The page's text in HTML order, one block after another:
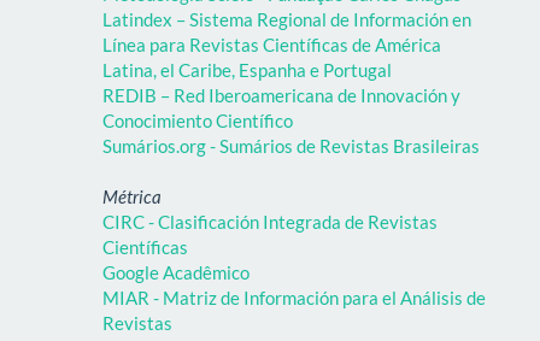
Latindex – Sistema Regional de Información en
Línea para Revistas Científicas de América
Latina, el Caribe, Espanha e Portugal
REDIB – Red Iberoamericana de Innovación y
Conocimiento Científico
Sumários.org - Sumários de Revistas Brasileiras
Métrica
CIRC - Clasificación Integrada de Revistas
Científicas
Google Acadêmico
MIAR - Matriz de Información para el Análisis de
Revistas